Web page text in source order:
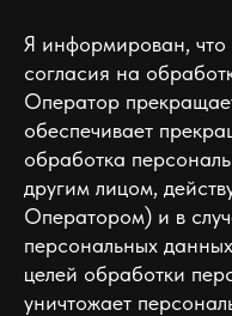
Я информирован, что
согласия на
Оператор
обеспечивает
обработка
другим лицом,
Оператором) и в
персональных
целей обработки
уничтожает